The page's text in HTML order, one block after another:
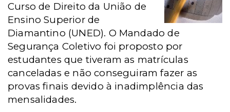
Curso de Direito da União de
Ensino Superior de
Diamantino (UNED). O Mandado de
Segurança Coletivo foi proposto por
estudantes que tiveram as matrículas
canceladas e não conseguiram fazer as
provas finais devido à inadimplência das
mensalidades.